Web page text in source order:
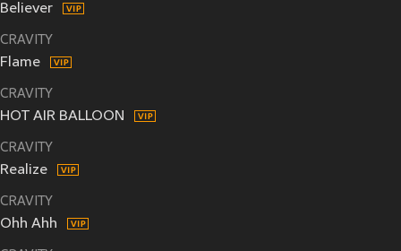
Believer
CRAVITY
Flame
CRAVITY
HOT AIR BALLOON
CRAVITY
Realize
CRAVITY
Ohh Ahh